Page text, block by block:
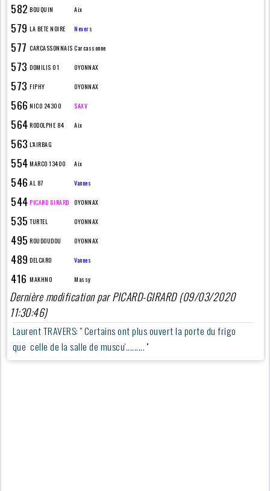
582 BOUQUIN Aix
579 LA BETE NOIRE Nevers
577 CARCASSONNAIS Carcassonne
573 DOMILIS 01 OYONNAX
573 FIPHY OYONNAX
566 NICO 24300 SAXV
564 RODOLPHE 84 Aix
563 L'AIRBAG
554 MARCO 13400 Aix
546 AL 87 Vannes
544 PICARD GIRARD OYONNAX
535 TURTEL OYONNAX
495 ROUDOUDOU OYONNAX
489 DELCARO Vannes
416 MAKHNO Massy
Dernière modification par PICARD-GIRARD (09/03/2020
11:30:46)
Laurent TRAVERS: '' Certains ont plus ouvert la porte du frigo
que celle de la salle de muscu'......... ''